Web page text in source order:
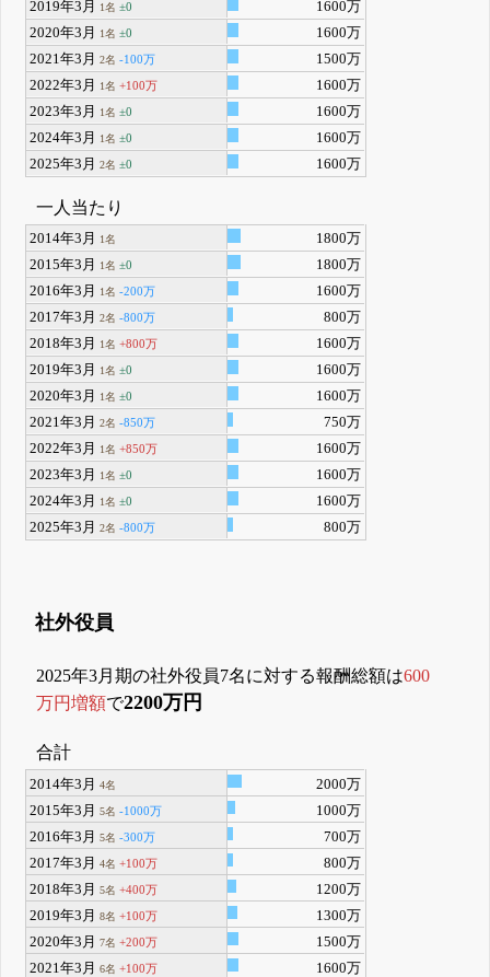
2019年3月
1名 ±0
1600万
2020年3月
1名 ±0
1600万
2021年3月2名 -100万
1500万
2022年3月
1名 +100万
1600万
2023年3月
1名 ±0
1600万
2024年3月
1名 ±0
1600万
2025年3月2名 ±0 1600万
一人当たり
2014年3月 1名
1800万
2015年3月
1名 ±0
1800万
2016年3月
1名 -200万
1600万
2017年3月2名 -800万
800万
2018年3月
1名 +800万
1600万
2019年3月
1名 ±0
1600万
2020年3月
1名 ±0
1600万
2021年3月2名 -850万
750万
2022年3月
1名 +850万
1600万
2023年3月
1名 ±0
1600万
2024年3月
1名 ±0
1600万
2025年3月2名 -800万 800万
社外役員
2025年3月期の社外役員7名に対する報酬総額は600
万円増額で2200万円
合計
2014年3月4名
2000万
2015年3月5名 -1000万
1000万
2016年3月5名 -300万
700万
2017年3月4名 +100万
800万
2018年3月5名 +400万
1200万
2019年3月8名 +100万
1300万
2020年3月7名 +200万
1500万
2021年3月6名 +100万
1600万